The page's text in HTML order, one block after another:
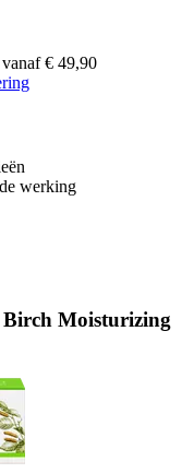
vanaf € 49,90
werking
Birch Moisturizing